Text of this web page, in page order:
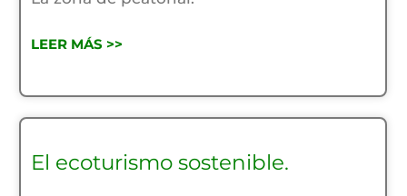
LEER MÁS >>
El ecoturismo sostenible.